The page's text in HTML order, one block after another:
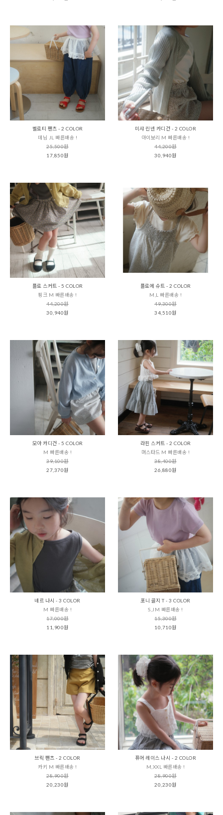
벨로티 팬츠 - 2 COLOR
데님 JL 빠른배송 !
25,500원
17,850원
미샤 린넨 카디건 - 2 COLOR
아이보리 M 빠른배송 !
44,200원
30,940원
플로 스커트 - 5 COLOR
핑크 M 빠른배송 !
44,200원
30,940원
플로에 슈트 - 2 COLOR
M,L 빠른배송 !
49,300원
34,510원
모아 카디건 - 5 COLOR
M 빠른배송 !
39,100원
27,370원
라핀 스커트 - 2 COLOR
머스타드 M 빠른배송 !
38,400원
26,880원
네르 나시 - 3 COLOR
M 빠른배송 !
17,000원
11,900원
포니 골지 T - 3 COLOR
S,JM 빠른배송 !
15,300원
10,710원
브릭 팬츠 - 2 COLOR
카키 M 빠른배송 !
28,900원
20,230원
퓨어 레이스 나시 - 2 COLOR
M,XXL 빠른배송 !
28,900원
20,230원